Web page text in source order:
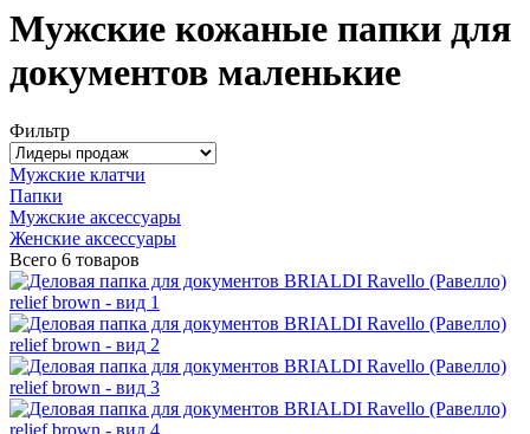
Мужские кожаные папки для
документов маленькие
Фильтр
Мужские клатчи
Папки
Мужские аксессуары
Женские аксессуары
Всего 6 товаров